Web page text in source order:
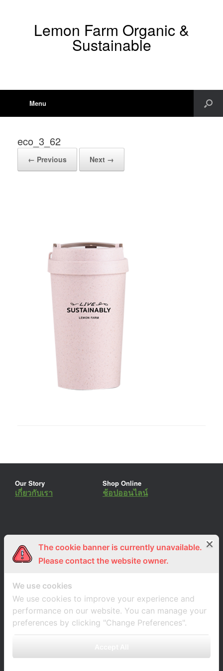
Lemon Farm Organic &
Sustainable
Menu
eco_3_62
← Previous Next →
Our Story
เกี่ยวกับเรา
Shop Online
ช้อปออนไลน์
ร่วมงานกับเรา
สมัครงาน
Lemon Farm Cafe
ร้านอาหารอินทรีย์
The cookie banner is currently unavailable.
Please contact the website owner.
We use cookies
We use cookies to improve your experience and
performance on our website. You can manage your
preferences by clicking "Change Preferences".